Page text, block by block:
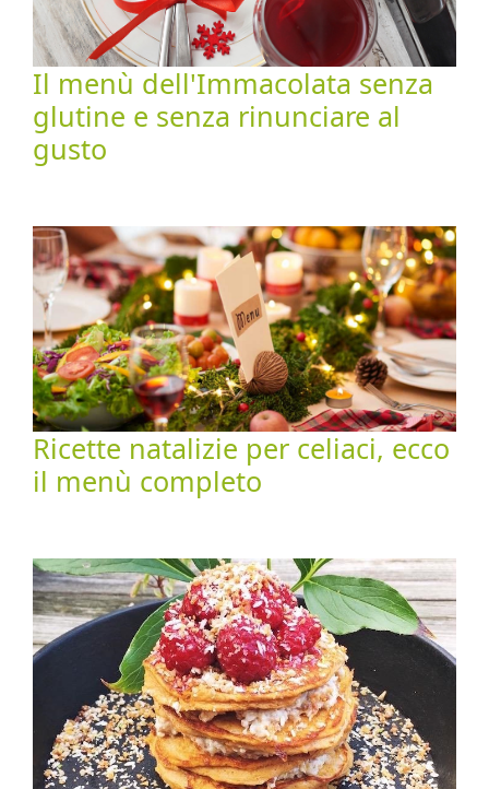
Il menù dell'Immacolata senza
glutine e senza rinunciare al
gusto
Ricette natalizie per celiaci, ecco
il menù completo